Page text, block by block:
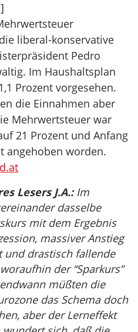
liberal-konservative
Pedro
Im Haushaltsplan
Prozent vorgesehen.
die Einnahmen aber
Mehrwertsteuer war
21 Prozent und Anfang
angehoben worden.
Lesers J.A.:Im
dasselbe
mit dem Ergebnis
massiver Anstieg
und drastisch fallende
der “Sparkurs”
müßten die
das Schema doch
aber der Lerneffekt